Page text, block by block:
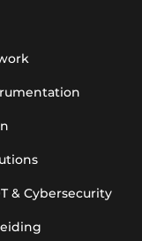
& Cybersecurity